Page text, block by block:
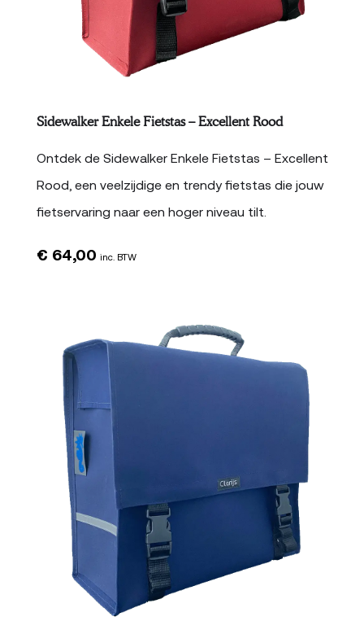
Sidewalker Enkele Fietstas – Excellent Rood
Ontdek de Sidewalker Enkele Fietstas – Excellent
Rood, een veelzijdige en trendy fietstas die jouw
fietservaring naar een hoger niveau tilt.
€ 64,00 inc. BTW